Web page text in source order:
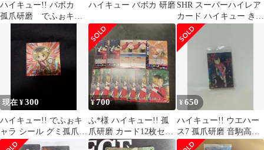
ハイキュー!! バボカ
孤爪研磨 でふぉキャ
ハイキュー バボカ 研磨 SHR スーパーハイレア
カード ハイキュー きゃ
らくたぶるカード
Vol2
現在 ¥300
ハイキュー!! でふぉキ
ャラ シール グミ孤爪研
磨 SRステッカー
¥700
ふ*様 ハイキュー!! 孤
爪研磨 カード12枚セッ
ト
¥650
ハイキュー!! ウエハー
ス7 孤爪研磨 音駒高校
ホロ箔押しSR